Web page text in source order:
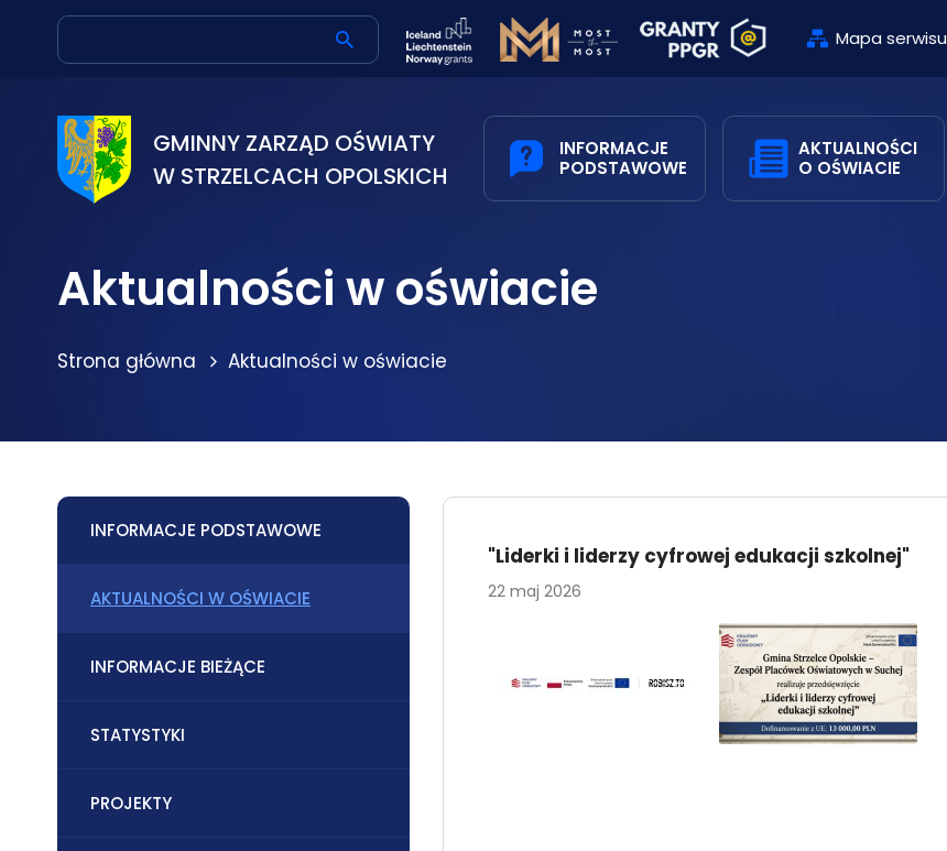
Mapa serwisu
GMINNY ZARZĄD OŚWIATY
W STRZELCACH OPOLSKICH
INFORMACJE
PODSTAWOWE
AKTUALNOŚCI
O OŚWIACIE
Aktualności w oświacie
Strona główna Aktualności w oświacie
INFORMACJE PODSTAWOWE
AKTUALNOŚCI W OŚWIACIE
INFORMACJE BIEŻĄCE
STATYSTYKI
PROJEKTY
"Liderki i liderzy cyfrowej edukacji szkolnej"
22 maj 2026